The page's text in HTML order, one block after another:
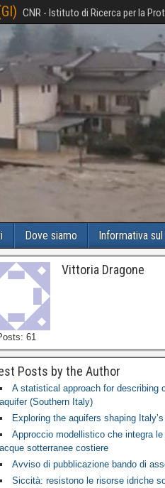
CNR - Istituto di Ricerca per la
Dove siamo Informativa
61
Vittoria Dragone
Posts by the Author
A statistical approach for describing
aquifer (Southern Italy)
Exploring the aquifers shaping
Approccio modellistico che integra
acque sotterranee costiere
Avviso di pubblicazione bando di
Siccità: resistono le risorse idriche